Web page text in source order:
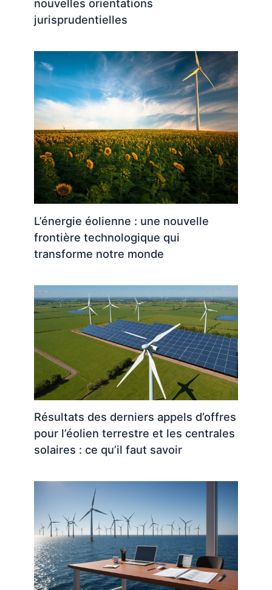
nouvelles orientations
jurisprudentielles
L’énergie éolienne : une nouvelle
frontière technologique qui
transforme notre monde
Résultats des derniers appels d’offres
pour l’éolien terrestre et les centrales
solaires : ce qu’il faut savoir